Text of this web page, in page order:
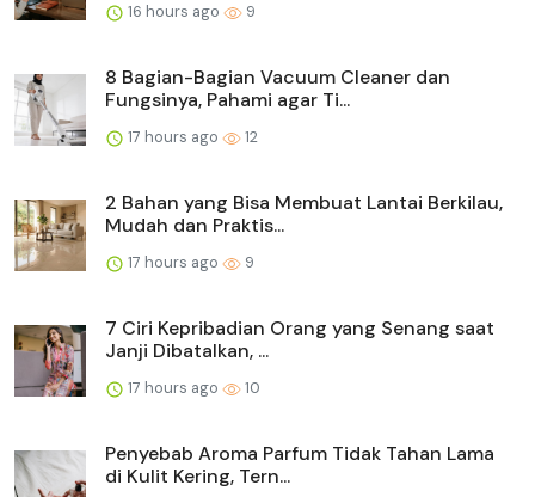
16 hours ago 9
8 Bagian-Bagian Vacuum Cleaner dan
Fungsinya, Pahami agar Ti...
17 hours ago 12
2 Bahan yang Bisa Membuat Lantai Berkilau,
Mudah dan Praktis...
17 hours ago 9
7 Ciri Kepribadian Orang yang Senang saat
Janji Dibatalkan, ...
17 hours ago 10
Penyebab Aroma Parfum Tidak Tahan Lama
di Kulit Kering, Tern...